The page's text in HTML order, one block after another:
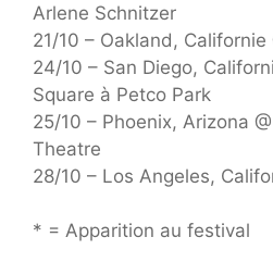
Arlene Schnitzer
21/10 – Oakland, Californie
24/10 – San Diego,
Square à Petco Park
25/10 – Phoenix, Arizona
Theatre
28/10 – Los Angeles,
* = Apparition au festival